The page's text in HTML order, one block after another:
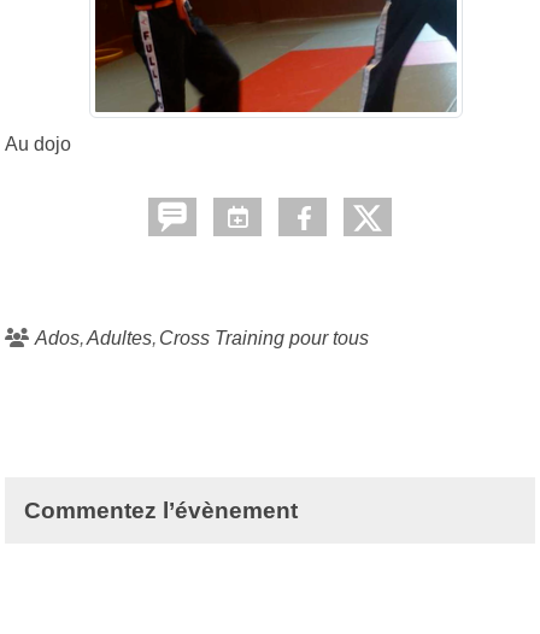
Au dojo
Ados Adultes Cross Training pour tous
Commentez l’évènement